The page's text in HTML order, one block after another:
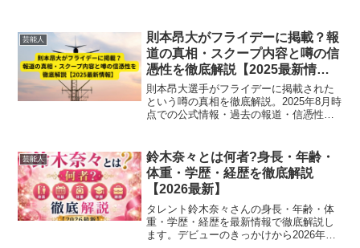
芸能人
則本昂大がフライデーに掲載？報
道の真相・スクープ内容と噂の信
憑性を徹底解説【2025最新情
報】
則本昂大選手がフライデーに掲載された
という噂の真相を徹底解説。2025年8月時
点での公式情報・過去の報道・信憑性や
芸能人
鈴木奈々とは何者?身長・年齢・
体重・学歴・経歴を徹底解説
【2026最新】
タレント鈴木奈々さんの身長・年齢・体
重・学歴・経歴を最新情報で徹底解説し
ます。デビューのきっかけから2026年現